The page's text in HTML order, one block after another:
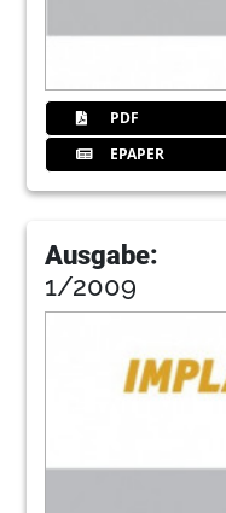
PDF
EPAPER
Ausgabe:
1/2009